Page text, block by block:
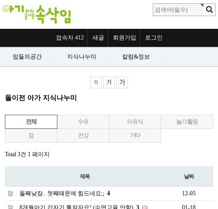
접속자 412 새글 회원가입 로그인
맘들의공간 지식나누미 칼럼&정보
돌이전 아가 지식나누미
전체 수유 이유식
놀기/활동
잠
건강 기타
Total 3건 1 페이지
제목 날짜
잠 둘째낮잠.. 첫째때문에 힘드네요;; 4 12-05
잠 8개월아기 갑자기 통잠자요! (수면교육 안함) 3 01-18